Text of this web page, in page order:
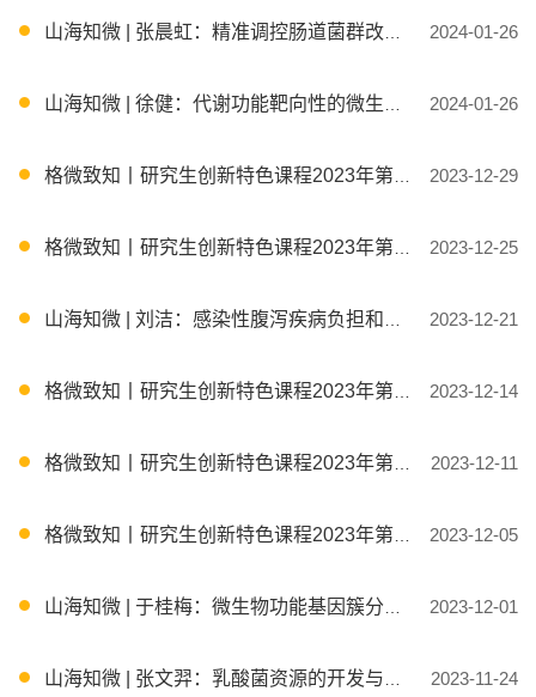
2024-01-26
山海知微 | 张晨虹：精准调控肠道菌群改善代谢性疾病
2024-01-26
山海知微 | 徐健：代谢功能靶向性的微生物组单细胞多组学
2023-12-29
格微致知丨研究生创新特色课程2023年第29期
2023-12-25
格微致知丨研究生创新特色课程2023年第28期
2023-12-21
山海知微 | 刘洁：感染性腹泻疾病负担和干预研究
2023-12-14
格微致知丨研究生创新特色课程2023年第27期
2023-12-11
格微致知丨研究生创新特色课程2023年第26期
2023-12-05
格微致知丨研究生创新特色课程2023年第25期
2023-12-01
山海知微 | 于桂梅：微生物功能基因簇分子机制探究
2023-11-24
山海知微 | 张文羿：乳酸菌资源的开发与利用